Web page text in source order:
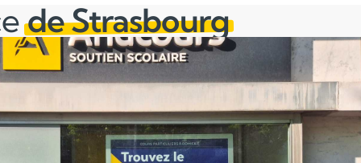
de Strasbourg